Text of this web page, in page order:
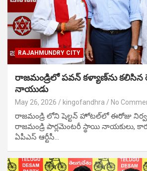
RAJAHMUNDRY CITY
రాజమండ్రిలో పవన్ కళ్యాణ్‌ను కలిసిన
నాయుడు
May 26, 2026 kingofandhra No
రాజమండ్రి లోని షెల్టన్ హోటల్‌లో ఈరోజు
రాజమండ్రి పార్లమెంటరీ స్థాయి నాయకులు,
ఏపీఎస్ ఆర్టీసీ…